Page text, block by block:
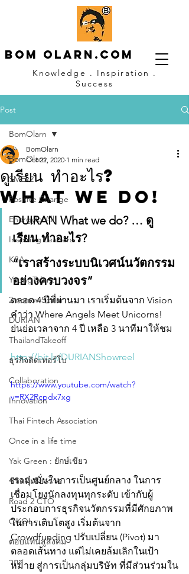
Bom OLARN.com
Knowledge . Inspiration .
Success
Post
BomOlarn
SMEx2
Positive Change
EnergyforAll
Inspiring Leaders
KSA
YoungTalent
2morrowScaler
DURIAN
ThailandTakeoff
ธุรกิจติดเทอร์โบ
Collaboration
Innovation
Thai Fintech Association
Once in a life time
Yak Green : ยักษ์เขียว
ชีวิตที่เชียงราย
Road 2 CTO
OKOL
ตอบแทนสู่สังคม
วกส
BomOlarn
ดูเรียน ทำอะไร?
WHAT WE DO!
BomOlarn
Oct 22, 2020 1 min read
DUIRAN What we do? … ดู
เรียน ทำอะไร?
“เราสร้างระบบนิเวศน์นวัตกรรม
อย่างครบวงจร”
ตลอด 4 ปีที่ผ่านมา เราเริ่มต้นจาก Vision
คำว่า Where Angels Meet Unicorns!
ย่นย่อเวลาจาก 4 ปี เหลือ 3 นาทีมาให้ชม
http://bit.ly/DURIANShowreel
https://www.youtube.com/watch?
v=RX2Rcpdx7xg
เรามุ่งมั่นในการเป็นศูนย์กลาง ในการ
เชื่อมโยงนักลงทุนทุกระดับ เข้ากับผู้
ประกอบการธุรกิจนวัตกรรมที่มีศักยภาพ
ในการเติบโตสูง เริ่มต้นจาก
Crowdfunding ปรับเปลี่ยน (Pivot) มา
ตลอดเส้นทาง แต่ไม่เคยล้มเลิกในเป้า
หมาย สู่การเป็นกลุ่มบริษัท ที่มีส่วนร่วมใน